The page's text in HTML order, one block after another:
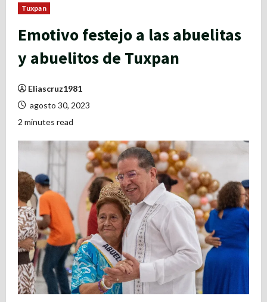
Tuxpan
Emotivo festejo a las abuelitas
y abuelitos de Tuxpan
Eliascruz1981
agosto 30, 2023
2 minutes read